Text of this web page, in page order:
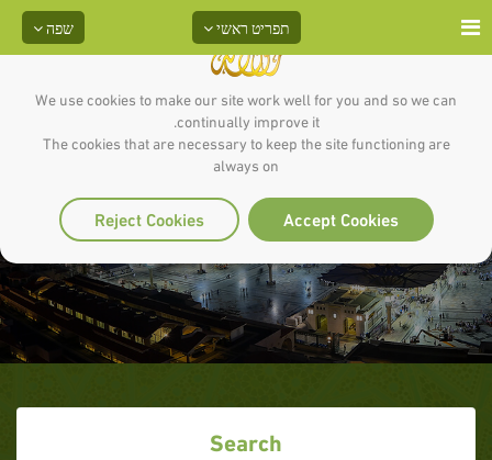
We use cookies to make our site work well for you and so we can
continually improve it.
The cookies that are necessary to keep the site functioning are
always on
Accept Cookies
Reject Cookies
שפה תפריט ראשי
ההגנה על האיסלאם
Search